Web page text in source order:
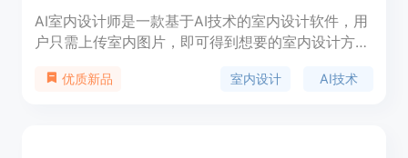
AI室内设计师是一款基于AI技术的室内设计软件，用
户只需上传室内图片，即可得到想要的室内设计方
间和费用，还能够提供更加个性化的设计方案。AI室
优质新品 室内设计 AI技术